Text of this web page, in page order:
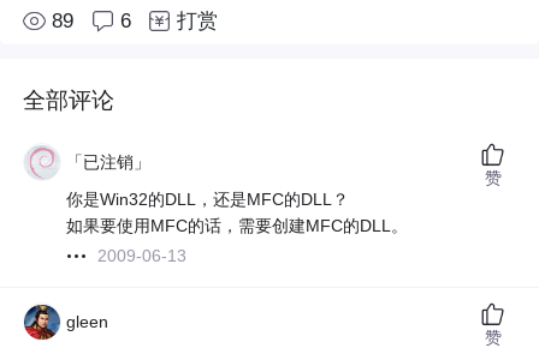
89 6 打赏
全部评论
「已注销」
你是Win32的DLL，还是MFC的DLL？
如果要使用MFC的话，需要创建MFC的DLL。
2009-06-13
赞
gleen
赞